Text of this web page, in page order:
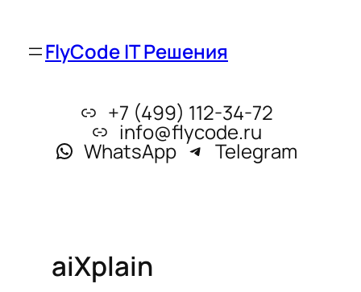
FlyCode IT Решения
+7 (499) 112-34-72
info@flycode.ru
WhatsApp Telegram
aiXplain